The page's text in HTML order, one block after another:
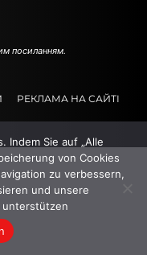
посиланням.
РЕКЛАМА НА САЙТІ
Indem Sie auf „Alle
von Cookies
zu verbessern,
und unsere
unterstützen